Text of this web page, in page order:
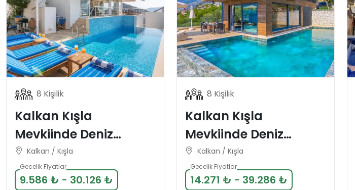
8 Kişilik
Kalkan Kışla
Mevkiinde Deniz
Manzaralı 8 Kişilik
Tatil Villası
Kalkan / Kışla
Gecelik Fiyatlar
9.586 ₺ - 30.126 ₺
8 Kişilik
Kalkan Kışla
Mevkiinde Deniz
Manzaralı Lüks 8
Kişilik Tatil Villası
Kalkan / Kışla
Gecelik Fiyatlar
14.271 ₺ - 39.286 ₺